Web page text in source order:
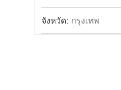
จังหวัด: กรุงเทพ